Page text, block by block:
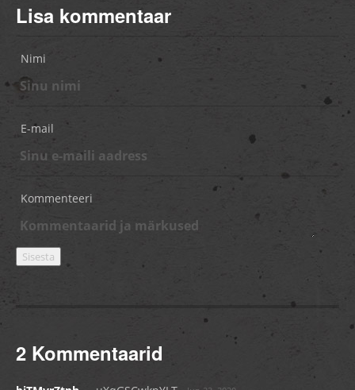
Lisa kommentaar
Nimi
E-mail
Kommenteeri
2 Kommentaarid